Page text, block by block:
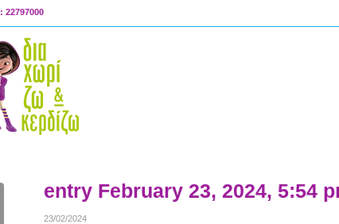
: 22797000
entry February 23, 2024, 5:54
23/02/2024